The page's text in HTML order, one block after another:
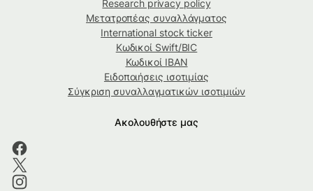
Research privacy policy
Μετατροπέας συναλλάγματος
International stock ticker
Κωδικοί Swift/BIC
Κωδικοί IBAN
Ειδοποιήσεις ισοτιμίας
Σύγκριση συναλλαγματικών ισοτιμιών
Ακολουθήστε μας